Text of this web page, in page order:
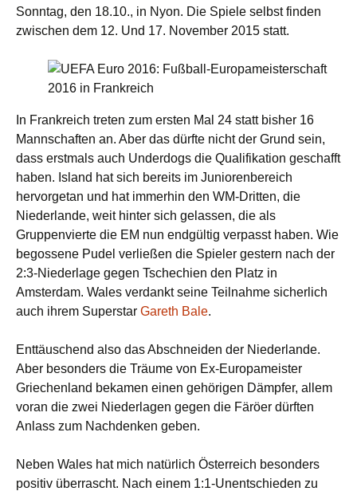
Sonntag, den 18.10., in Nyon. Die Spiele selbst finden
zwischen dem 12. Und 17. November 2015 statt.
In Frankreich treten zum ersten Mal 24 statt bisher 16
Mannschaften an. Aber das dürfte nicht der Grund sein,
dass erstmals auch Underdogs die Qualifikation geschafft
haben. Island hat sich bereits im Juniorenbereich
hervorgetan und hat immerhin den WM-Dritten, die
Niederlande, weit hinter sich gelassen, die als
Gruppenvierte die EM nun endgültig verpasst haben. Wie
begossene Pudel verließen die Spieler gestern nach der
2:3-Niederlage gegen Tschechien den Platz in
Amsterdam. Wales verdankt seine Teilnahme sicherlich
auch ihrem Superstar Gareth Bale.
Enttäuschend also das Abschneiden der Niederlande.
Aber besonders die Träume von Ex-Europameister
Griechenland bekamen einen gehörigen Dämpfer, allem
voran die zwei Niederlagen gegen die Färöer dürften
Anlass zum Nachdenken geben.
Neben Wales hat mich natürlich Österreich besonders
positiv überrascht. Nach einem 1:1-Unentschieden zu